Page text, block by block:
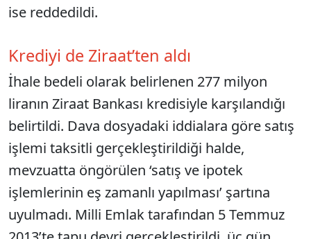
ise reddedildi.
Krediyi de Ziraat’ten aldı
İhale bedeli olarak belirlenen 277 milyon
liranın Ziraat Bankası kredisiyle karşılandığı
belirtildi. Dava dosyadaki iddialara göre satış
işlemi taksitli gerçekleştirildiği halde,
mevzuatta öngörülen ‘satış ve ipotek
işlemlerinin eş zamanlı yapılması’ şartına
uyulmadı. Milli Emlak tarafından 5 Temmuz